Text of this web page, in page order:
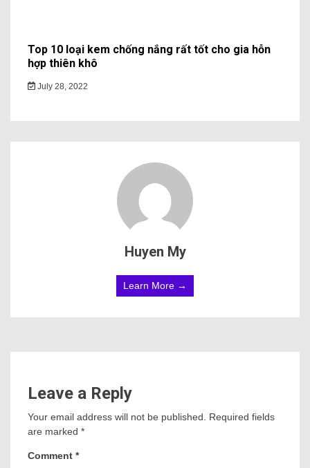
Top 10 loại kem chống nắng rất tốt cho gia hỗn
hợp thiên khô
July 28, 2022
Huyen My
Learn More →
Leave a Reply
Your email address will not be published.
Required fields
are marked *
Comment *